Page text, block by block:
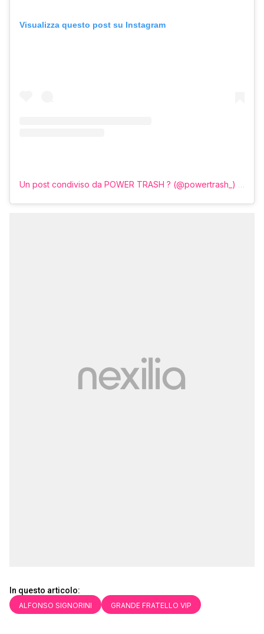
Visualizza questo post su Instagram
Un post condiviso da POWER TRASH ? (@powertrash_)
In questo articolo:
ALFONSO SIGNORINI GRANDE FRATELLO VIP